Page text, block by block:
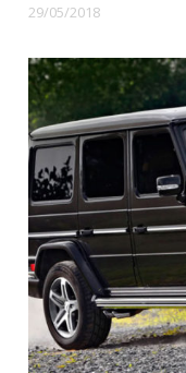
29/05/2018